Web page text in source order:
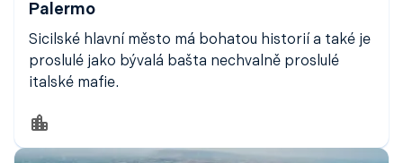
Palermo
Sicilské hlavní město má bohatou historií a také je
proslulé jako bývalá bašta nechvalně proslulé
italské mafie.